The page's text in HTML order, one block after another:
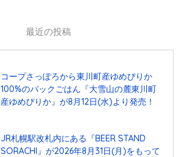
最近の投稿
コープさっぽろから東川町産ゆめぴりか
100%のパックごはん『⼤雪⼭の麓東川町
産ゆめぴりか』が8⽉12⽇(⽔)より発売！
JR札幌駅改札内にある『BEER STAND
SORACHI』が2026年8月31日(月)をもって